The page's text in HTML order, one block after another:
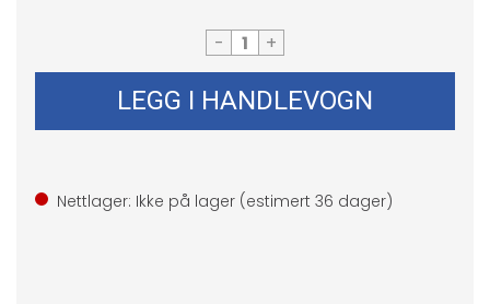
- +
LEGG I HANDLEVOGN
Nettlager: Ikke på lager (estimert 36 dager)